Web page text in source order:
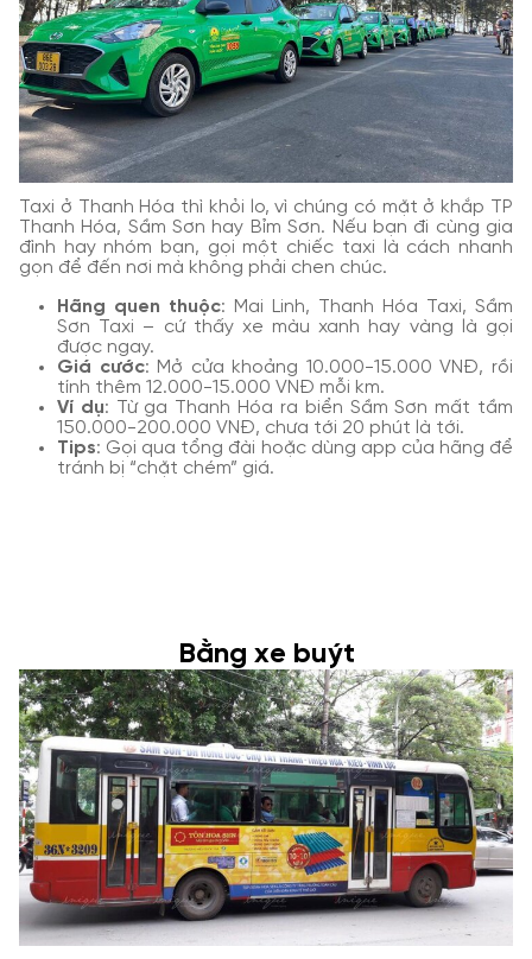
Taxi ở Thanh Hóa thì khỏi lo, vì chúng có mặt ở khắp TP
Thanh Hóa, Sầm Sơn hay Bỉm Sơn. Nếu bạn đi cùng gia
đình hay nhóm bạn, gọi một chiếc taxi là cách nhanh
gọn để đến nơi mà không phải chen chúc.
Hãng quen thuộc: Mai Linh, Thanh Hóa Taxi, Sầm
Sơn Taxi – cứ thấy xe màu xanh hay vàng là gọi
được ngay.
Giá cước: Mở cửa khoảng 10.000-15.000 VNĐ, rồi
tính thêm 12.000-15.000 VNĐ mỗi km.
Ví dụ: Từ ga Thanh Hóa ra biển Sầm Sơn mất tầm
150.000-200.000 VNĐ, chưa tới 20 phút là tới.
Tips: Gọi qua tổng đài hoặc dùng app của hãng để
tránh bị “chặt chém” giá.
Bằng xe buýt